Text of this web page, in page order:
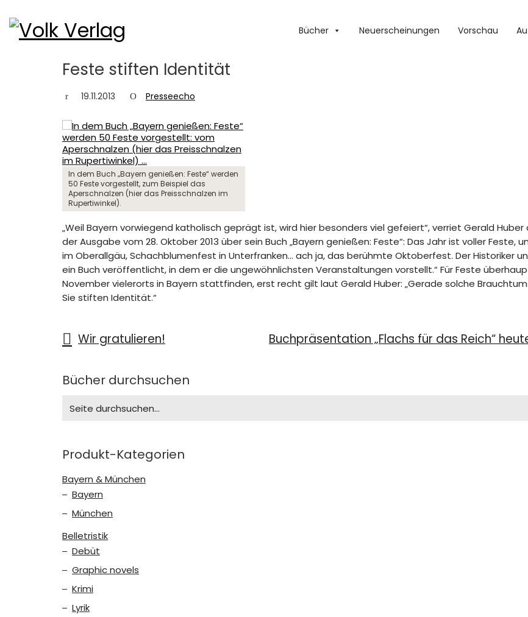
Bücher Neuerscheinungen Vorschau
Feste stiften Identität
19.11.2013 Presseecho
In dem Buch „Bayern genießen: Feste“ werden
50 Feste vorgestellt, zum Beispiel das
Aperschnalzen (hier das Preisschnalzen im
Rupertiwinkel).
„Weil Bayern vorwiegend katholisch geprägt ist, wird hier besonders viel gefeiert“, verriet Gerald
der Ausgabe vom 28. Oktober 2013 über sein Buch „Bayern genießen: Feste“: Das Jahr ist voller
im Oberallgäu, Schachblumenfest in Unterfranken… ach ja, das berühmte Oktoberfest. Der Historiker
ein Buch veröffentlicht, in dem er die ungewöhnlichsten Veranstaltungen vorstellt.“ Für Feste
November vielerorts in Bayern stattfinden, erst recht gilt laut Gerald Huber: „Gerade solche
Sie stiften Identität.“
Wir gratulieren! Buchpräsentation „Flachs für das Reich“
Bücher durchsuchen
for:
Produkt-Kategorien
Bayern & München
Bayern
München
Belletristik
Debüt
Graphic novels
Krimi
Lyrik